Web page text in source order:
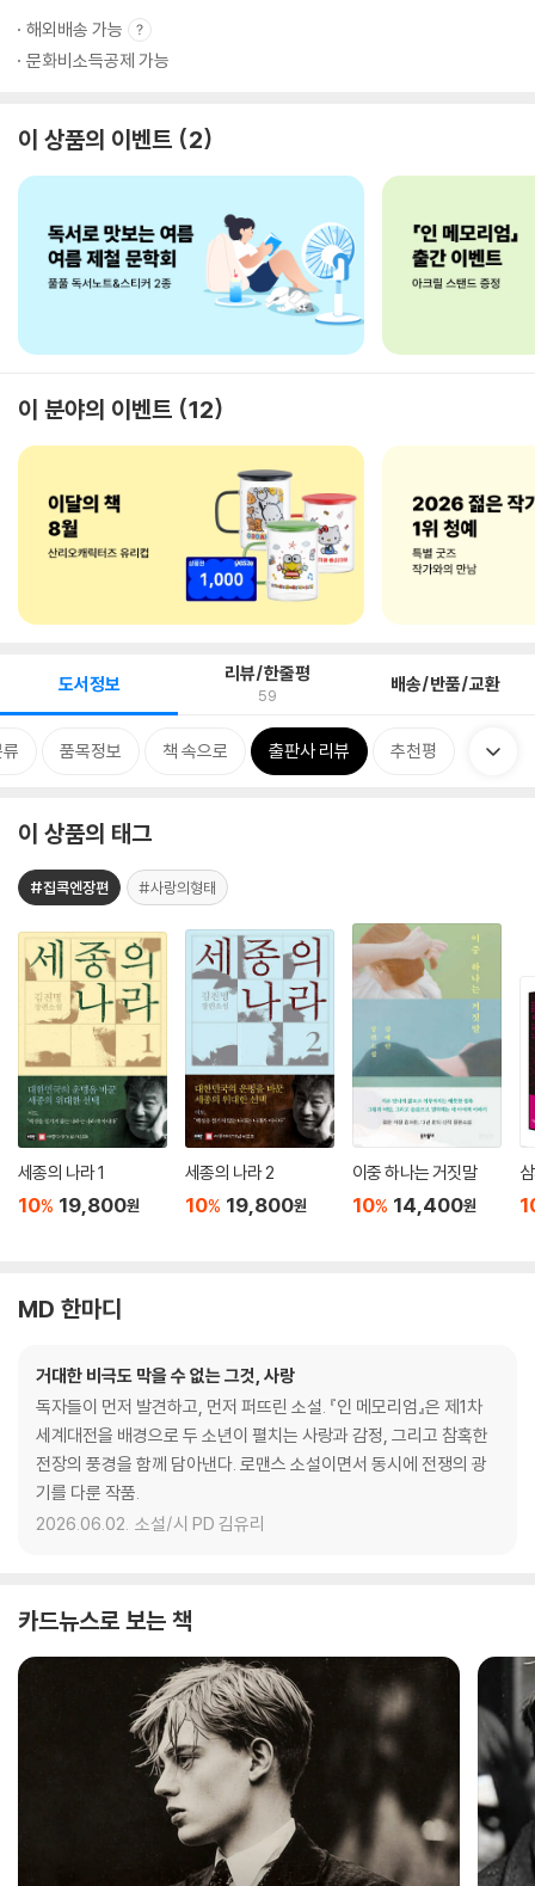
해외배송 가능
문화비소득공제 가능
이 상품의 이벤트 2
이 분야의 이벤트 12
도서정보 리뷰/한줄평
59 배송/반품/교환
품목정보 책 속으로 출판사 리뷰 추천평
이 상품의 태그
#집콕엔장편 #사랑의형태
세종의 나라 1
10% 19,800원
세종의 나라 2
10% 19,800원
이중 하나는 거짓말
10% 14,400원
MD 한마디
거대한 비극도 막을 수 없는 그것, 사랑
독자들이 먼저 발견하고, 먼저 퍼뜨린 소설. 『인 메모리엄』은 제1차
세계대전을 배경으로 두 소년이 펼치는 사랑과 감정, 그리고 참혹한
전장의 풍경을 함께 담아낸다. 로맨스 소설이면서 동시에 전쟁의 광
기를 다룬 작품.
2026.06.02. 소설/시 PD 김유리
카드뉴스로 보는 책